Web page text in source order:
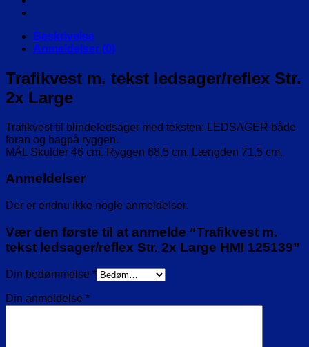
2x
HMI
125139
Beskrivelse
Anmeldelser (0)
Trafikvest m. tekst ledsager/reflex Str.
2x Large
Trafikvest til blindeledsager med teksten: LEDSAGER både
foran og bagpå ryggen.
MÅL Skulder 46 cm. Ryggen 68,5 cm. Længden 71,5 cm.
Anmeldelser
Der er endnu ikke nogle anmeldelser.
Vær den første til at anmelde “Trafikvest m.
tekst ledsager/reflex Str. 2x Large HMI 125139”
Din bedømmelse *
Din anmeldelse *